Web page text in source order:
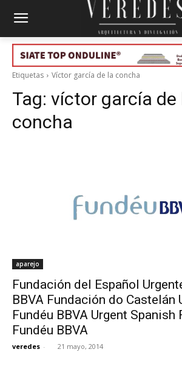
Etiquetas Víctor garcía de la concha
Tag: víctor garcía de
concha
aparejo
Fundación del Español
BBVA Fundación do Castelán
Fundéu BBVA Urgent Spanish
Fundéu BBVA
veredes - 21 mayo, 2014